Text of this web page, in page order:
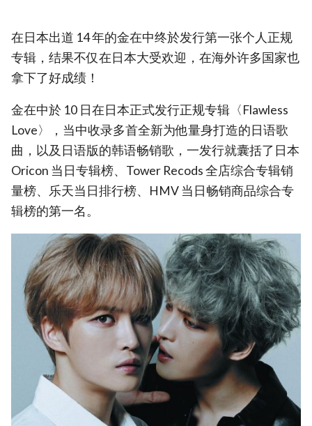
在日本出道 14 年的金在中终於发行第一张个人正规
专辑，结果不仅在日本大受欢迎，在海外许多国家也
拿下了好成绩！
金在中於 10 日在日本正式发行正规专辑〈Flawless
Love〉，当中收录多首全新为他量身打造的日语歌
曲，以及日语版的韩语畅销歌，一发行就囊括了日本
Oricon 当日专辑榜、Tower Recods 全店综合专辑销
量榜、乐天当日排行榜、HMV 当日畅销商品综合专
辑榜的第一名。